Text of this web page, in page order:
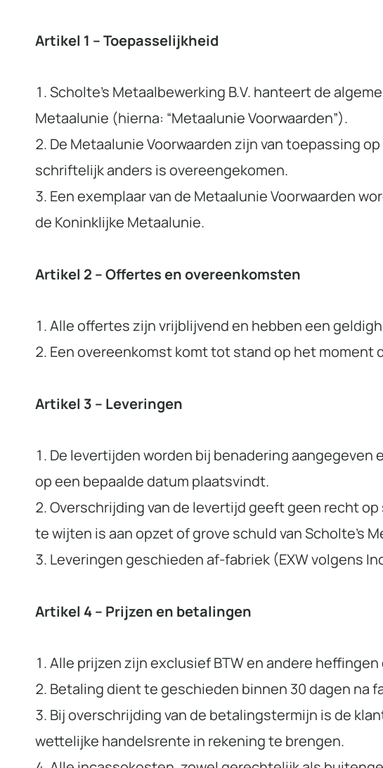
Artikel 1 – Toepasselijkheid
Scholte’s Metaalbewerking B.V. hanteert de
Metaalunie (hierna: “Metaalunie Voorwaarden”).
De Metaalunie Voorwaarden zijn van toepassing
schriftelijk anders is overeengekomen.
Een exemplaar van de Metaalunie Voorwaarden
de Koninklijke Metaalunie.
Artikel 2 – Offertes en overeenkomsten
Alle offertes zijn vrijblijvend en hebben een
Een overeenkomst komt tot stand op het moment
Artikel 3 – Leveringen
De levertijden worden bij benadering
op een bepaalde datum plaatsvindt.
Overschrijding van de levertijd geeft geen recht
te wijten is aan opzet of grove schuld van Scholte’s
Leveringen geschieden af-fabriek (EXW volgens
Artikel 4 – Prijzen en betalingen
Alle prijzen zijn exclusief BTW en andere
Betaling dient te geschieden binnen 30 dagen na
Bij overschrijding van de betalingstermijn is de
wettelijke handelsrente in rekening te brengen.